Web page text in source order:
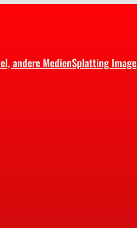
andere MedienSplatting Image